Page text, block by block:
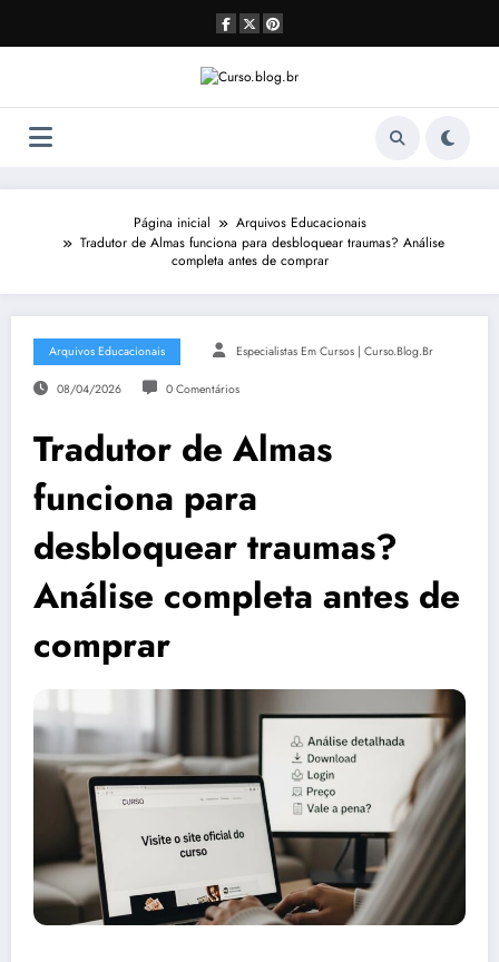
o
Página inicial
Arquivos Educacionais
Tradutor de Almas funciona para desbloquear traumas? Análise
completa antes de comprar
Arquivos Educacionais Especialistas Em Cursos | Curso.blog.br
08/04/2026 0 Comentários
Tradutor de Almas
funciona para
desbloquear traumas?
Análise completa antes de
comprar